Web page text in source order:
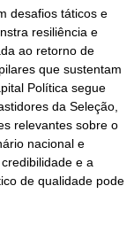
desafios táticos e
resiliência e
ao retorno de
que sustentam
Política segue
da Seleção,
relevantes sobre o
nacional e
e a
de qualidade pode